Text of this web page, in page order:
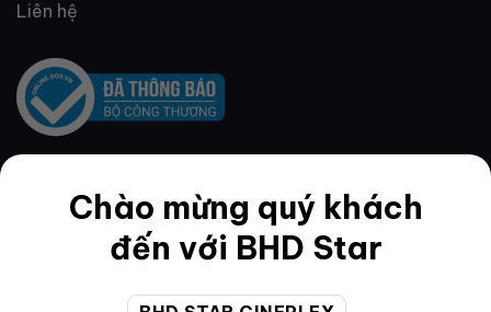
Chào mừng quý khách
đến với BHD Star
Liên hệ
QUY ĐỊNH & ĐIỀU KHOẢN
Quy định thành viên